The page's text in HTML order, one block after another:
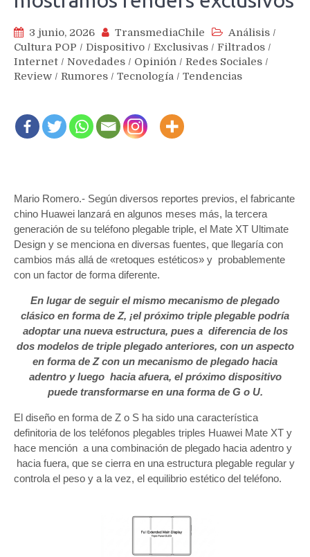
3 junio, 2026 TransmediaChile Análisis /
Cultura POP / Dispositivo / Exclusivas / Filtrados /
Internet / Novedades / Opinión / Redes Sociales /
Review / Rumores / Tecnología / Tendencias
Mario Romero.- Según diversos reportes previos, el fabricante
chino Huawei lanzará en algunos meses más, la tercera
generación de su teléfono plegable triple, el Mate XT Ultimate
Design y se menciona en diversas fuentes, que llegaría con
cambios más allá de «retoques estéticos» y probablemente
con un factor de forma diferente.
En lugar de seguir el mismo mecanismo de plegado
clásico en forma de Z, ¡el próximo triple plegable podría
adoptar una nueva estructura, pues a diferencia de los
dos modelos de triple plegado anteriores, con un aspecto
en forma de Z con un mecanismo de plegado hacia
adentro y luego hacia afuera, el próximo dispositivo
puede transformarse en una forma de G o U.
El diseño en forma de Z o S ha sido una característica
definitoria de los teléfonos plegables triples Huawei Mate XT y
hace mención a una combinación de plegado hacia adentro y
hacia fuera, que se cierra en una estructura plegable regular y
controla el peso y a la vez, el equilibrio estético del teléfono.